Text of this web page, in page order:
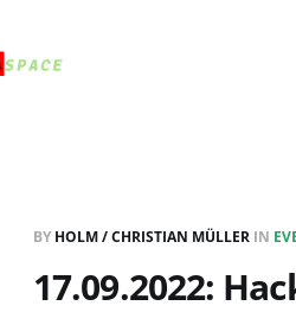
BY HOLM / CHRISTIAN MÜLLER IN
17.09.2022: